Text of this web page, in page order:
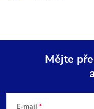
Mějte
E-mail